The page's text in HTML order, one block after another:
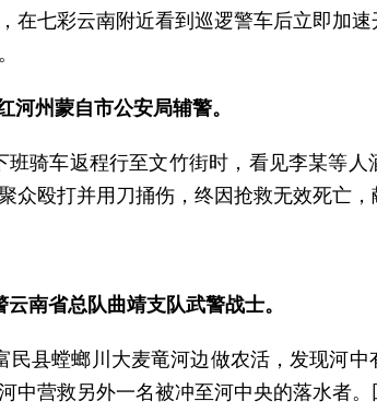
在七彩云南附近看到巡逻警车后立即加
河州蒙自市公安局辅警。
骑车返程行至文竹街时，看见李某等
殴打并用刀捅伤，终因抢救无效死亡，
南省总队曲靖支队武警战士。
民县螳螂川大麦竜河边做农活，发现河
中营救另外一名被冲至河中央的落水者